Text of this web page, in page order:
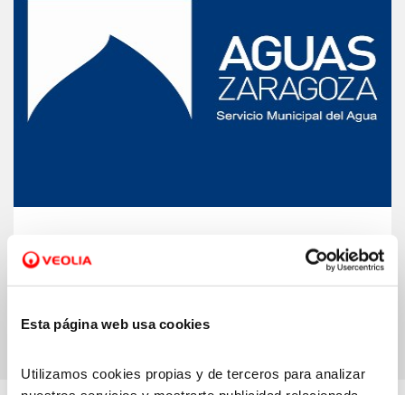
Esta página web usa cookies
Utilizamos cookies propias y de terceros para analizar
Oficina Municipal del Agua de Zaragoza.
Accede a la página web de Aguas
Zaragoza